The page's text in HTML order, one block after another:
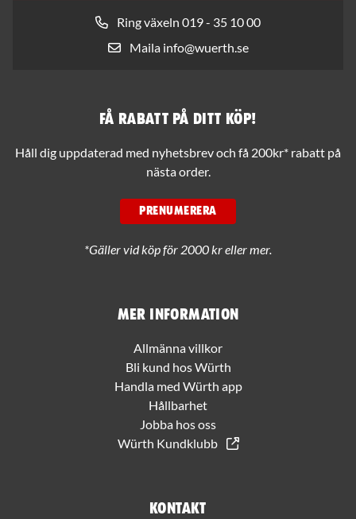
Ring växeln 019 - 35 10 00
Maila info@wuerth.se
Mer information
Allmänna villkor
Bli kund hos Würth
Handla med Würth app
Hållbarhet
Jobba hos oss
Würth Kundklubb
Kontakt
Få rabatt på ditt köp!
Håll dig uppdaterad med nyhetsbrev och få 200kr* rabatt på
nästa order.
PRENUMERERA
*Gäller vid köp för 2000 kr eller mer.